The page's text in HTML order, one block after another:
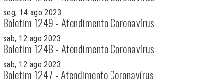
seg, 14 ago 2023
Boletim 1249 - Atendimento Coronavírus
sab, 12 ago 2023
Boletim 1248 - Atendimento Coronavírus
sab, 12 ago 2023
Boletim 1247 - Atendimento Coronavírus